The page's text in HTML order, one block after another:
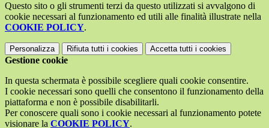
Questo sito o gli strumenti terzi da questo utilizzati si avvalgono di
cookie necessari al funzionamento ed utili alle finalità illustrate nella
COOKIE POLICY.
Personalizza Rifiuta tutti i cookies Accetta tutti i cookies
Gestione cookie
In questa schermata è possibile scegliere quali cookie consentire.
I cookie necessari sono quelli che consentono il funzionamento della
piattaforma e non è possibile disabilitarli.
Per conoscere quali sono i cookie necessari al funzionamento potete
visionare la COOKIE POLICY.